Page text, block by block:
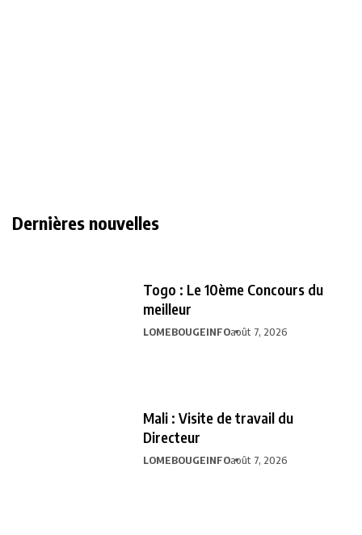
Dernières nouvelles
Togo : Le 10ème Concours du
meilleur
LOMEBOUGEINFOaoût 7, 2026
Mali : Visite de travail du
Directeur
LOMEBOUGEINFOaoût 7, 2026